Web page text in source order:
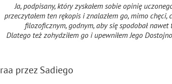
Ja, podpisany, który zyskałem sobie opinię
przeczytałem ten rękopis i znalazłem go, mimo
filozoficznym, godnym, aby się spodobał
Dlatego też zohydziłem go i upewniłem Jego
przez Sadiego